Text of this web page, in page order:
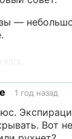
—
1 год назад
Вот